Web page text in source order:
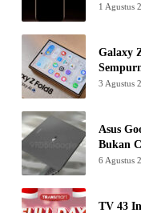
1 Agustus
Galaxy
3 Agustus
Asus
Bukan
6 Agustus
TV 43